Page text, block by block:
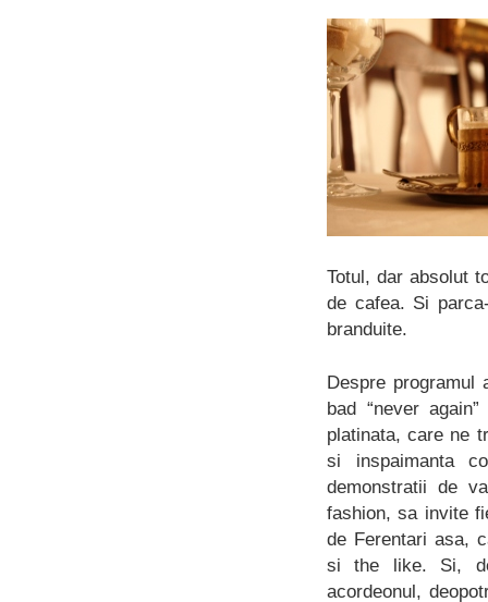
Totul, dar absolut
de cafea. Si
branduite.
Despre
bad “never
platinata, care ne
si inspaimanta
demonstratii de
fashion, sa invite
de Ferentari asa,
si the like. Si,
acordeonul,